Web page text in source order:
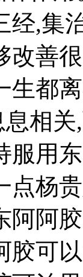
经,集
改善
生都
相
服用
点杨
阿阿
胶可